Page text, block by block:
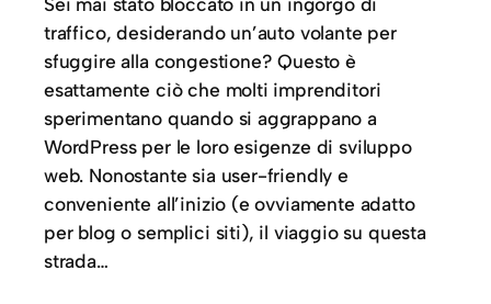
traffico, desiderando un’auto volante per
sfuggire alla congestione? Questo è
esattamente ciò che molti imprenditori
sperimentano quando si aggrappano a
WordPress per le loro esigenze di sviluppo
web. Nonostante sia user-friendly e
conveniente all’inizio (e ovviamente adatto
per blog o semplici siti), il viaggio su questa
strada…